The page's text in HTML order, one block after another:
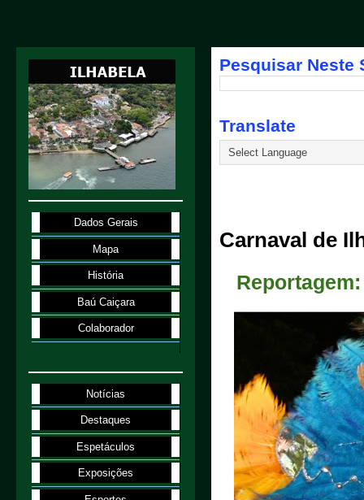
Pesquisar Neste
Translate
Carnaval de
Dados Gerais
Mapa
História
Baú Caiçara
Colaborador
Notícias
Destaques
Espetáculos
Exposições